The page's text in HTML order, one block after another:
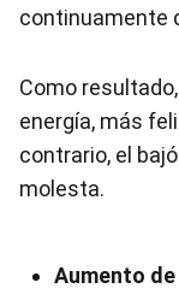
continuamente
Como
energía, más
contrario, el
molesta.
Aumento